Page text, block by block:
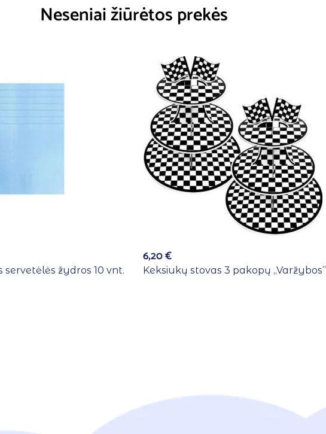
Neseniai žiūrėtos prekės
servetėlės žydros 10 vnt.
6,20€
Keksiukų stovas 3 pakopų ,,Varžybos”